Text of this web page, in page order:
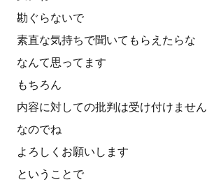
勘ぐらないで
素直な気持ちで聞いてもらえたらな
なんて思ってます
もちろん
内容に対しての批判は受け付けません
なのでね
よろしくお願いします
ということで